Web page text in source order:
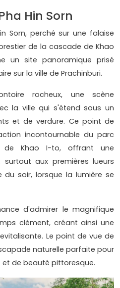
Hin Sorn
Sorn, perché sur une falaise
de la cascade de Khao
un site panoramique prisé
sur la ville de Prachinburi.
rocheux, une scène
la ville qui s'étend sous un
et de verdure. Ce point de
incontournable du parc
de Khao I-to, offrant une
surtout aux premières lueurs
soir, lorsque la lumière se
d'admirer le magnifique
clément, créant ainsi une
Le point de vue de
naturelle parfaite pour
de beauté pittoresque.